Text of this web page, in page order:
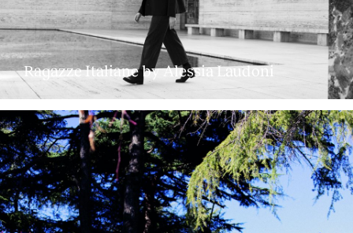
Ragazze Italiane by Alessia Laudoni